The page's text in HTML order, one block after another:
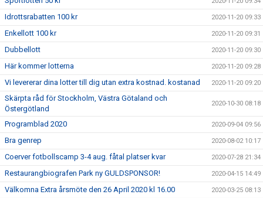
Idrottsrabatten 100 kr 2020-11-20 09:33
Enkellott 100 kr 2020-11-20 09:31
Dubbellott 2020-11-20 09:30
Här kommer lotterna 2020-11-20 09:28
Vi levererar dina lotter till dig utan extra kostnad. kostanad 2020-11-20 09:20
Skärpta råd för Stockholm, Västra Götaland och
Östergötland
2020-10-30 08:18
Programblad 2020 2020-09-04 09:56
Bra genrep 2020-08-02 10:17
Coerver fotbollscamp 3-4 aug. fåtal platser kvar 2020-07-28 21:34
Restaurangbiografen Park ny GULDSPONSOR! 2020-04-15 14:49
Välkomna Extra årsmöte den 26 April 2020 kl 16.00 2020-03-25 08:13